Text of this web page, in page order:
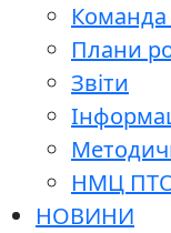
Плани
Звіти
НМЦ ПТО
НОВИНИ